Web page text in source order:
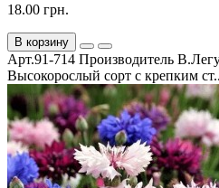
18.00 грн.
В корзину
Арт.91-714 Производитель
Высокорослый сорт с крепким